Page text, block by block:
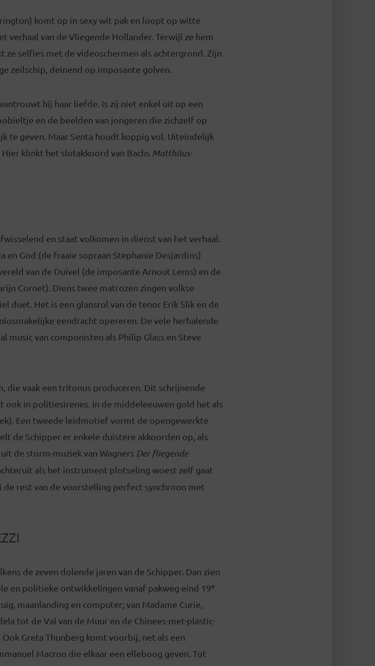
komt op in sexy wit pak en loopt op witte
verhaal van de Vliegende Hollander. Terwijl ze hem
selfies met de videoschermen als achtergrond. Zijn
zeilschip, deinend op imposante golven.
hij haar liefde. Is zij niet enkel uit op een
en de beelden van jongeren die zichzelf op
te geven. Maar Senta houdt koppig vol. Uiteindelijk
klinkt het slotakkoord van Bachs Matthäus-
en staat volkomen in dienst van het verhaal.
en God (de fraaie sopraan Stephanie Desjardins)
van de Duivel (de imposante Arnout Lems) en de
Cornet). Diens twee matrozen zingen volkse
duet. Het is een glansrol van de tenor Erik Slik en de
eendracht opereren. De vele herhalende
music van componisten als Philip Glass en Steve
die vaak een tritonus produceren. Dit schrijnende
ook in politiesirenes. In de middeleeuwen gold het als
Een tweede leidmotief vormt de opengewerkte
de Schipper er enkele duistere akkoorden op, als
de storm-muziek van Wagners Der fliegende
als het instrument plotseling woest zelf gaat
de rest van de voorstelling perfect synchroon met
de zeven dolende jaren van de Schipper. Dan zien
en politieke ontwikkelingen vanaf pakweg eind 19e
maanlanding en computer; van Madame Curie,
tot de Val van de Muur en de Chinees-met-plastic-
Greta Thunberg komt voorbij, net als een
Macron die elkaar een elleboog geven. Tot